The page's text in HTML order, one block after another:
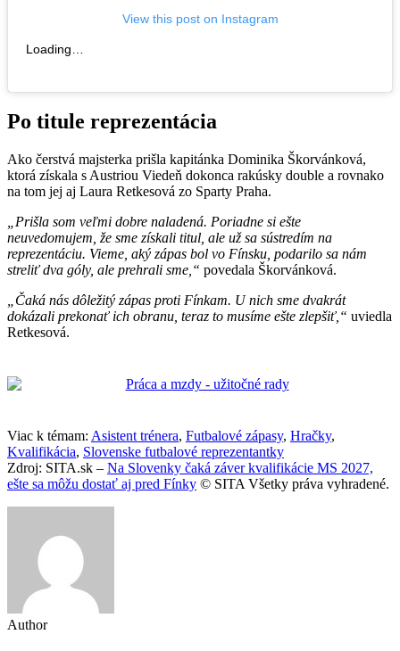
View this post on Instagram
Loading…
Po titule reprezentácia
Ako čerstvá majsterka prišla kapitánka Dominika Škorvánková,
ktorá získala s Austriou Viedeň dokonca rakúsky double a rovnako
na tom jej aj Laura Retkesová zo Sparty Praha.
„Prišla som veľmi dobre naladená. Poriadne si ešte
neuvedomujem, že sme získali titul, ale už sa sústredím na
reprezentáciu. Vieme, aký zápas bol vo Fínsku, podarilo sa nám
streliť dva góly, ale prehrali sme,“ povedala Škorvánková.
„Čaká nás dôležitý zápas proti Fínkam. U nich sme dvakrát
dokázali prekonať ich obranu, teraz to musíme ešte zlepšiť,“ uviedla
Retkesová.
Viac k témam: Asistent trénera, Futbalové zápasy, Hračky,
Kvalifikácia, Slovenske futbalové reprezentantky
Zdroj: SITA.sk – Na Slovenky čaká záver kvalifikácie MS 2027,
ešte sa môžu dostať aj pred Fínky © SITA Všetky práva vyhradené.
Author